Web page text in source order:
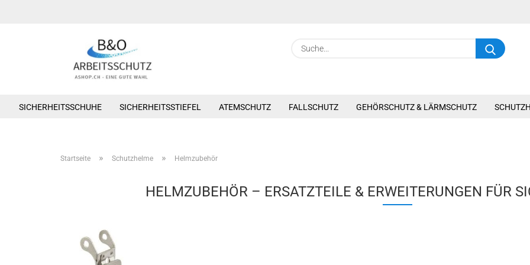
SICHERHEITSSCHUHE SICHERHEITSSTIEFEL ATEMSCHUTZ FALLSCHUTZ GEHÖRSCHUTZ & LÄRMSCHUTZ
Startseite » Schutzhelme » Helmzubehör
HELMZUBEHÖR – ERSATZTEILE & ERWEITERUNGEN FÜR